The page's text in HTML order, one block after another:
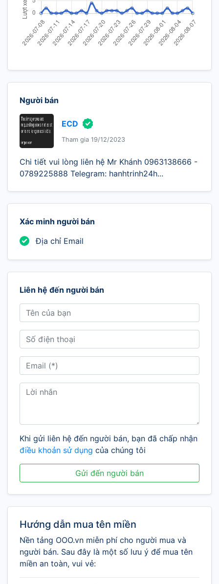
Người bán
ECD
Tham gia 19/12/2023
Chi tiết vui lòng liên hệ Mr Khánh 0963138666 -
0789225888 Telegram: hanhtrinh24h...
Xác minh người bán
Địa chỉ Email
Liên hệ đến người bán
Khi gửi liên hệ đến người bán, bạn đã chấp nhận
điều khoản sử dụng của chúng tôi
Gửi đến người bán
Hướng dẫn mua tên miền
Nền tảng OOO.vn miễn phí cho người mua và
người bán. Sau đây là một số lưu ý để mua tên
miền an toàn, vui vẻ: